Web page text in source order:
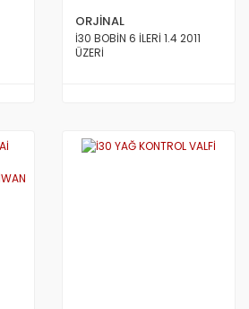
ORJİNAL
İ30 BOBİN 6 İLERİ 1.4 2011
ÜZERİ